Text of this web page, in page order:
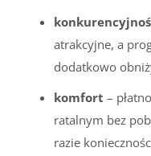
atrakcyjne, a
dodatkowo
komfort –
ratalnym bez
razie